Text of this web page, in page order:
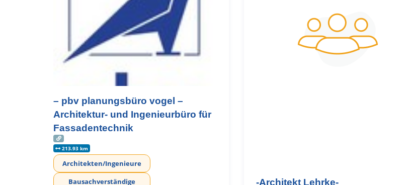
– pbv planungsbüro vogel –
Architektur- und Ingenieurbüro für
Fassadentechnik
213.93 km
Architekten/Ingenieure
Bausachverständige
-Architekt Lehrke-